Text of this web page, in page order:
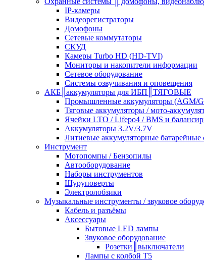
IP-камеры
Видеорегистраторы
Домофоны
Сетевые коммутаторы
СКУД
Камеры Turbo HD (HD-TVI)
Мониторы и накопители информации
Сетевое оборудование
Системы озвучивания и оповещения
АКБ║аккумуляторы для ИБП║ТЯГОВЫЕ
Промышленные аккумуляторы (AGM/
Тяговые аккумуляторы / мото-
Ячейки LTO / Lifepo4 / BMS и
Аккумуляторы 3.2V/3.7V
Литиевые аккумуляторные
Инструмент
Мотопомпы / Бензопилы
Автооборудование
Наборы инструментов
Шуруповерты
Электролобзики
Музыкальные инструменты / звуковое
Кабель и разъёмы
Аксессуары
Бытовые LED лампы
Звуковое оборудование
Розетки║выключатели
Лампы с колбой Т5